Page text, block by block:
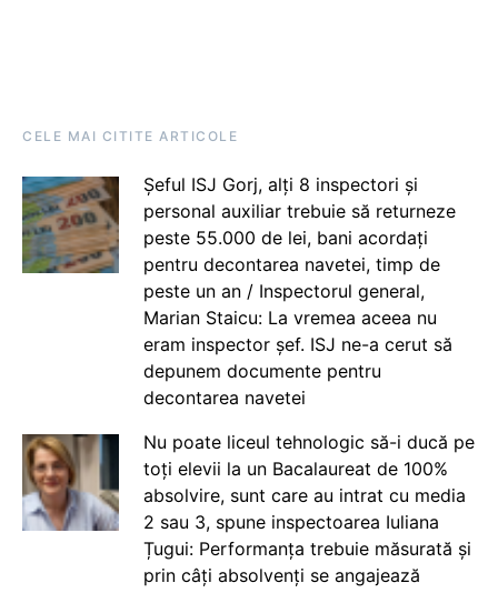
CELE MAI CITITE ARTICOLE
Șeful ISJ Gorj, alți 8 inspectori și
personal auxiliar trebuie să returneze
peste 55.000 de lei, bani acordați
pentru decontarea navetei, timp de
peste un an / Inspectorul general,
Marian Staicu: La vremea aceea nu
eram inspector șef. ISJ ne-a cerut să
depunem documente pentru
decontarea navetei
Nu poate liceul tehnologic să-i ducă pe
toți elevii la un Bacalaureat de 100%
absolvire, sunt care au intrat cu media
2 sau 3, spune inspectoarea Iuliana
Țugui: Performanța trebuie măsurată și
prin câți absolvenți se angajează